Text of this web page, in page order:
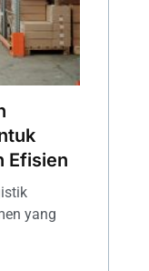
Efisien
yang